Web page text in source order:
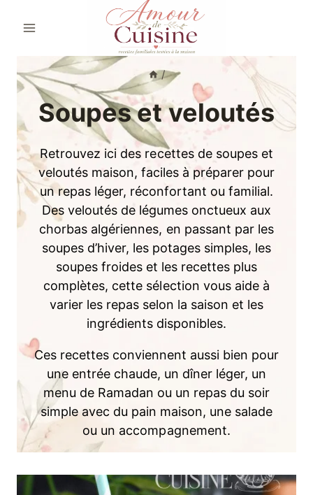
/
Soupes et veloutés
Retrouvez ici des recettes de soupes et
veloutés maison, faciles à préparer pour
un repas léger, réconfortant ou familial.
Des veloutés de légumes onctueux aux
chorbas algériennes, en passant par les
soupes d’hiver, les potages simples, les
soupes froides et les recettes plus
complètes, cette sélection vous aide à
varier les repas selon la saison et les
ingrédients disponibles.
Ces recettes conviennent aussi bien pour
une entrée chaude, un dîner léger, un
menu de Ramadan ou un repas du soir
simple avec du pain maison, une salade
ou un accompagnement.